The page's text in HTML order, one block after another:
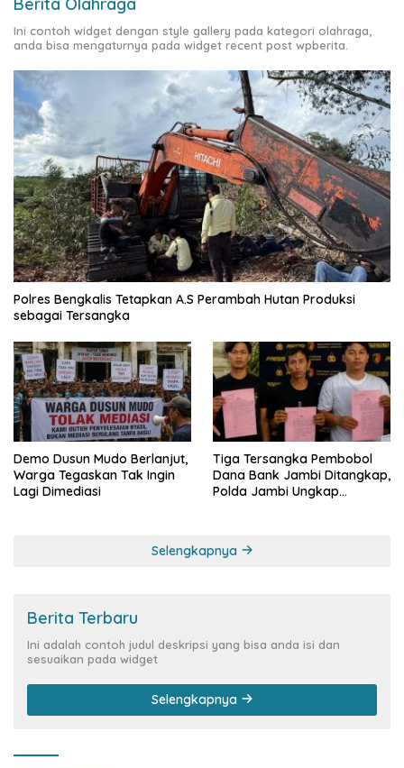
Berita Olahraga
Ini contoh widget dengan style gallery pada kategori olahraga,
anda bisa mengaturnya pada widget recent post wpberita.
Polres Bengkalis Tetapkan A.S Perambah Hutan Produksi
sebagai Tersangka
Demo Dusun Mudo Berlanjut,
Warga Tegaskan Tak Ingin
Lagi Dimediasi
Tiga Tersangka Pembobol
Dana Bank Jambi Ditangkap,
Polda Jambi Ungkap
Selengkapnya
Berita Terbaru
Ini adalah contoh judul deskripsi yang bisa anda isi dan
sesuaikan pada widget
Selengkapnya